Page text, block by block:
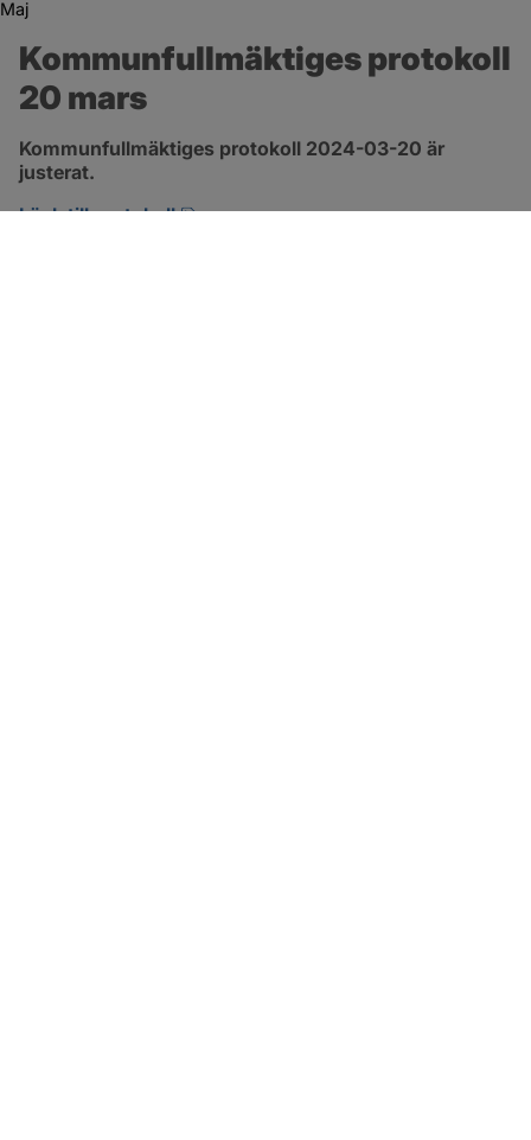
Maj
Kommunfullmäktiges protokoll
20 mars
Kommunfullmäktiges protokoll 2024-03-20 är
justerat.
Länk till protokoll
pdf, 317.5 kB, öppnas i nytt fönster.